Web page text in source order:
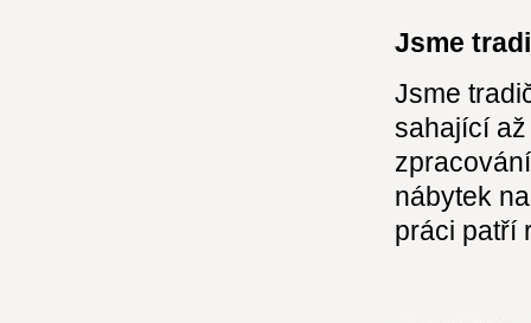
Jsme
Jsme
sahající
nábytek
práci patří